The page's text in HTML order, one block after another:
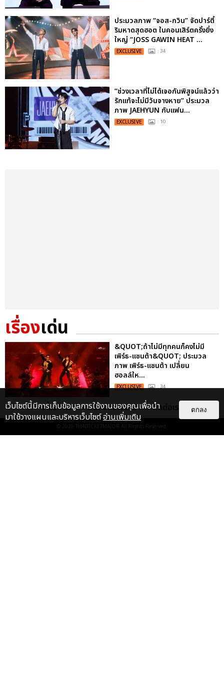
ประมวลภาพ “จอส-กวิน” จัดปาร์ตี้
ริมหาดสุดฮอต ในคอนเสิร์ตครั้งยิ่ง
ใหญ่ “JOSS GAWIN HEAT ...
EXCLUSIVE : 34
“ช่วงเวลาที่ไม่ได้เจอกันพิสูจน์แล้วว่า
รักแท้จะไม่มีวันจางหาย” ประมวล
ภาพ JAEHYUN กับแฟน...
EXCLUSIVE : 10
เรื่องเด่น
&QUOT;ถ้าไม่มีทุกคนก็คงไม่มี
เพิร์ธ-แซนต้า&QUOT; ประมวล
ภาพ เพิร์ธ-แซนต้า เปลี่ยน
ฮอลล์ให...
EXCLUSIVE : 34
ไม่ว่าจะวันนี้หรือวันไหน ก็จะยังภูมิใจ
ในตัว &QUOT;แจบอม&QUOT;
เหมือนเดิม! ประมวลภาพ JA...
เกี่ยวกับเรา ติดต่อลงโฆษณา ติดต่อเรา
© 2026 THAITICKETMAJOR All Rights Reserved.
เว็บไซต์นี้มีการเก็บข้อมูลการใช้งานของคุณเพื่อนำ
มาใช้วางแผนและบริหารเว็บไซต์อ่านเพิ่มเติม
ตกลง